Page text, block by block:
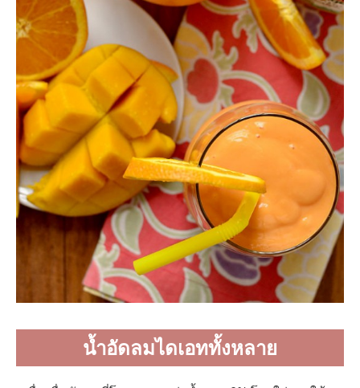
น้ำอัดลมไดเอททั้งหลาย